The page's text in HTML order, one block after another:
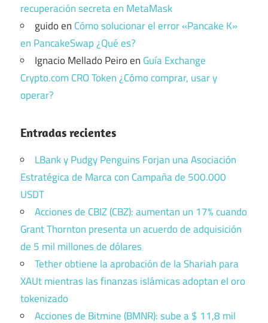
recuperación secreta en MetaMask
guidoen Cómo solucionar el error «Pancake K»
en PancakeSwap ¿Qué es?
Ignacio Mellado Peiroen Guía Exchange
Crypto.com CRO Token ¿Cómo comprar, usar y
operar?
Entradas recientes
LBank y Pudgy Penguins Forjan una Asociación
Estratégica de Marca con Campaña de 500.000
USDT
Acciones de CBIZ (CBZ): aumentan un 17% cuando
Grant Thornton presenta un acuerdo de adquisición
de 5 mil millones de dólares
Tether obtiene la aprobación de la Shariah para
XAUt mientras las finanzas islámicas adoptan el oro
tokenizado
Acciones de Bitmine (BMNR): sube a $ 11,8 mil